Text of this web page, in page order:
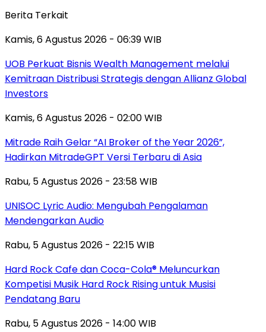
Berita Terkait
Kamis, 6 Agustus 2026 - 06:39 WIB
UOB Perkuat Bisnis Wealth Management melalui
Kemitraan Distribusi Strategis dengan Allianz Global
Investors
Kamis, 6 Agustus 2026 - 02:00 WIB
Mitrade Raih Gelar “AI Broker of the Year 2026”,
Hadirkan MitradeGPT Versi Terbaru di Asia
Rabu, 5 Agustus 2026 - 23:58 WIB
UNISOC Lyric Audio: Mengubah Pengalaman
Mendengarkan Audio
Rabu, 5 Agustus 2026 - 22:15 WIB
Hard Rock Cafe dan Coca-Cola® Meluncurkan
Kompetisi Musik Hard Rock Rising untuk Musisi
Pendatang Baru
Rabu, 5 Agustus 2026 - 14:00 WIB